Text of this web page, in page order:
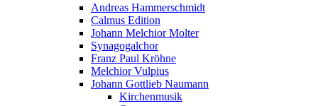
Andreas Hammerschmidt
Calmus Edition
Johann Melchior Molter
Synagogalchor
Franz Paul Kröhne
Melchior Vulpius
Johann Gottlieb Naumann
Kirchenmusik